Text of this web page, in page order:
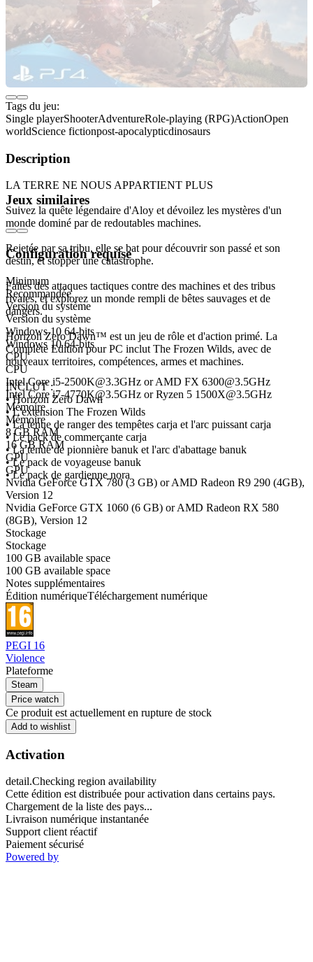
Tags du jeu:
Single playerShooterAdventureRole-playing (RPG)ActionOpen
worldScience fictionpost-apocalypticdinosaurs
Description
LA TERRE NE NOUS APPARTIENT PLUS
Suivez la quête légendaire d'Aloy et dévoilez les mystères d'un
monde dominé par de redoutables machines.
Rejetée par sa tribu, elle se bat pour découvrir son passé et son
destin, et stopper une catastrophe.
Faites des attaques tactiques contre des machines et des tribus
rivales, et explorez un monde rempli de bêtes sauvages et de
dangers.
Horizon Zero Dawn™ est un jeu de rôle et d'action primé. La
Complete Edition pour PC inclut The Frozen Wilds, avec de
nouveaux territoires, compétences, armes et machines.
INCLUT :
• Horizon Zero Dawn
• L'extension The Frozen Wilds
• La tenue de ranger des tempêtes carja et l'arc puissant carja
• Le pack de commerçante carja
• La tenue de pionnière banuk et l'arc d'abattage banuk
• Le pack de voyageuse banuk
• Le pack de gardienne nora
Jeux similaires
Configuration requise
Minimum
Recommandée
Version du système
Version du système
Windows 10 64-bits
Windows 10 64-bits
CPU
CPU
Intel Core i5-2500K@3.3GHz or AMD FX 6300@3.5GHz
Intel Core i7-4770K@3.5GHz or Ryzen 5 1500X@3.5GHz
Mémoire
Mémoire
8 GB RAM
16 GB RAM
GPU
GPU
Nvidia GeForce GTX 780 (3 GB) or AMD Radeon R9 290 (4GB),
Version 12
Nvidia GeForce GTX 1060 (6 GB) or AMD Radeon RX 580
(8GB), Version 12
Stockage
Stockage
100 GB available space
100 GB available space
Notes supplémentaires
Édition numériqueTéléchargement numérique
PEGI 16
Violence
Plateforme
Steam
Price watch
Ce produit est actuellement en rupture de stock
Add to wishlist
Activation
detail.Checking region availability
Cette édition est distribuée pour activation dans certains pays.
Chargement de la liste des pays...
Livraison numérique instantanée
Support client réactif
Paiement sécurisé
Powered by